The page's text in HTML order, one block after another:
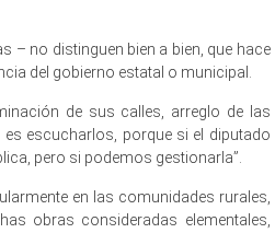
– no distinguen bien a bien, que hace
del gobierno estatal o municipal.
de sus calles, arreglo de las
escucharlos, porque si el diputado
pero si podemos gestionarla”.
en las comunidades rurales,
obras consideradas elementales,